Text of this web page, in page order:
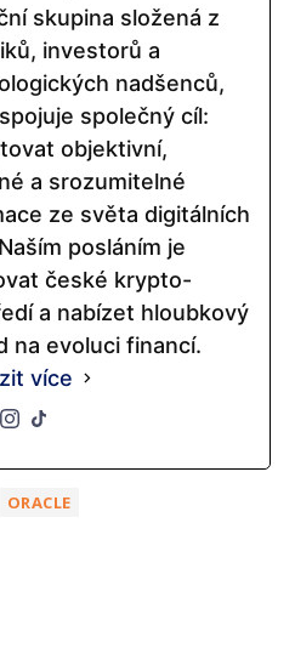
skupina složená z
investorů a
nadšenců,
společný cíl:
objektivní,
a srozumitelné
ze světa digitálních
posláním je
české krypto-
a nabízet hloubkový
na evoluci financí.
více
ORACLE